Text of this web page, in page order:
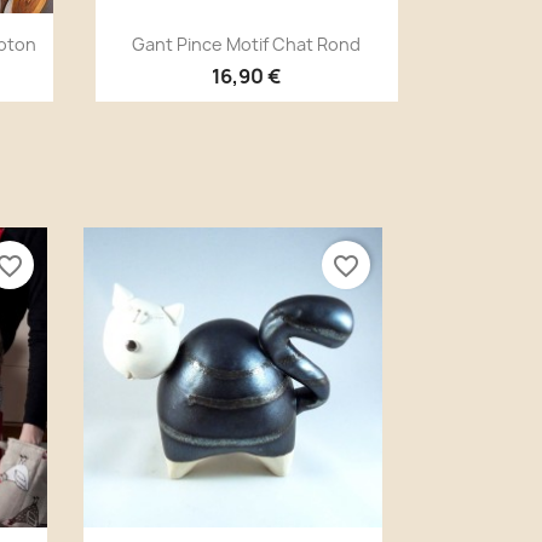
Aperçu rapide
Gant Pince Motif Chat Rond
16,90 €
favorite_border